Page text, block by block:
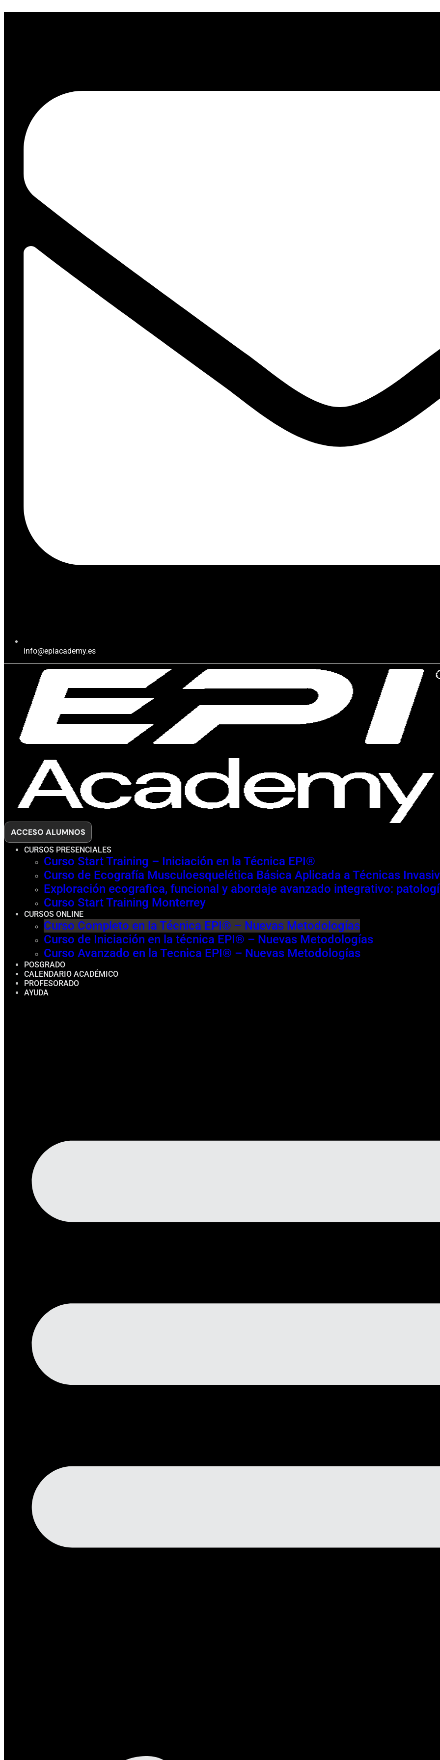
info@epiacademy.es
ACCESO ALUMNOS
CURSOS PRESENCIALES
Curso Start Training – Iniciación en la Técnica EPI®
Curso de Ecografía Musculoesquelética Básica Aplicada a Técnicas
Exploración ecografica, funcional y abordaje avanzado integrativo:
Curso Start Training Monterrey
CURSOS ONLINE
Curso Completo en la Técnica EPI® – Nuevas Metodologías
Curso de Iniciación en la técnica EPI® – Nuevas Metodologías
Curso Avanzado en la Tecnica EPI® – Nuevas Metodologías
POSGRADO
CALENDARIO ACADÉMICO
PROFESORADO
AYUDA